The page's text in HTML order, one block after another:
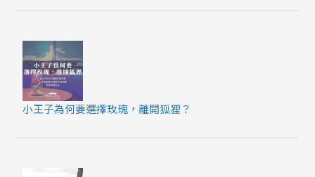
小王子為何要選擇玫瑰，離開狐狸？